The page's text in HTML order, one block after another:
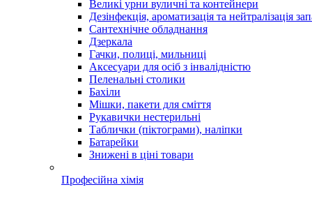
Великі урни вуличні та контейнери
Дезінфекція, ароматизація та нейтралізація
Сантехнічне обладнання
Дзеркала
Гачки, полиці, мильниці
Аксесуари для осіб з інвалідністю
Пеленальні столики
Бахіли
Мішки, пакети для сміття
Рукавички нестерильні
Таблички (піктограми), наліпки
Батарейки
Знижені в ціні товари
Професійна хімія